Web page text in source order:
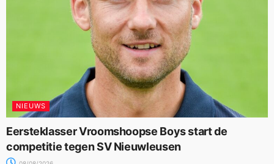
NIEUWS
Eersteklasser Vroomshoopse Boys start de
competitie tegen SV Nieuwleusen